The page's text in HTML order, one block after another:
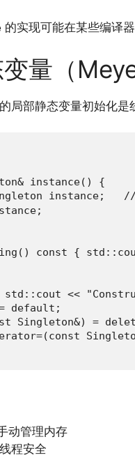
的实现可能在某些编译
量（
局部静态变量初始化
instance() {
instance;   //
const {
std::cout <<
default;
Singleton&) =
动管理内存
程安全